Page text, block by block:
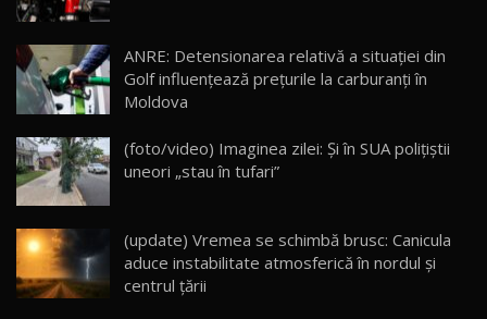
17 20:06
Va fi modelul nr.1 BYD în Moldova? BYD Seal U
30:08
AutoBlog.MD
23:36
20
Noul ZEEKR 7X / Test Drive AutoBlog.MD
ANRE: Detensionarea relativă a situației din
Golf influențează prețurile la carburanți în
Moldova
(foto/video) Imaginea zilei: Și în SUA polițiștii
uneori „stau în tufari”
(update) Vremea se schimbă brusc: Canicula
aduce instabilitate atmosferică în nordul și
centrul țării